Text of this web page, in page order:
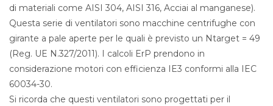
di materiali come AISI 304, AISI 316, Acciai al manganese).
Questa serie di ventilatori sono macchine centrifughe con
girante a pale aperte per le quali è previsto un Ntarget = 49
(Reg. UE N.327/2011). I calcoli ErP prendono in
considerazione motori con efficienza IE3 conformi alla IEC
60034-30.
Si ricorda che questi ventilatori sono progettati per il